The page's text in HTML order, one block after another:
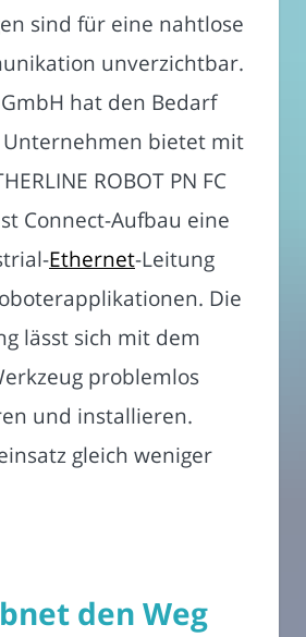
sind für eine nahtlose
unverzichtbar.
GmbH hat den Bedarf
Unternehmen bietet mit
ROBOT PN FC
Connect-Aufbau eine
Ethernet-Leitung
Die
lässt sich mit dem
problemlos
und installieren.
gleich weniger
den Weg